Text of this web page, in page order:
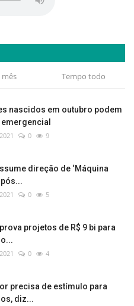
mês Tempo todo
nascidos em outubro podem
0 9
direção de ‘Máquina
0 5
projetos de R$ 9 bi para
0 4
precisa de estímulo para
diz...